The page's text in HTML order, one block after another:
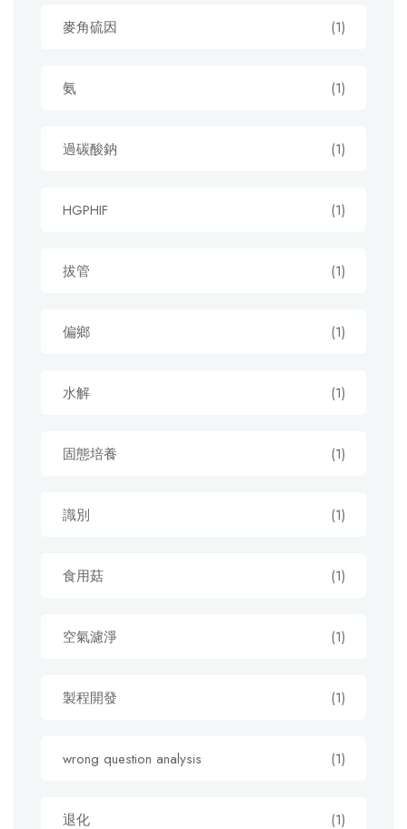
麥角硫因 (1)
氨 (1)
過碳酸鈉 (1)
HGPHIF (1)
拔管 (1)
偏鄉 (1)
水解 (1)
固態培養 (1)
識別 (1)
食用菇 (1)
空氣濾淨 (1)
製程開發 (1)
wrong question analysis (1)
退化 (1)